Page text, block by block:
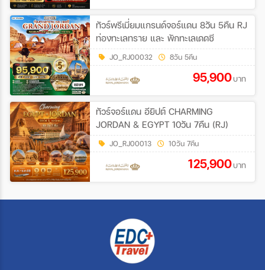
ทัวร์พรีเมี่ยมแกรนด์จอร์แดน 8วัน 5คืน RJ
ท่องทะเลทราย และ พักทะเลเดดซี
JO_RJ00032 8วัน 5คืน
95,900บาท
ทัวร์จอร์แดน อียิปต์ CHARMING
JORDAN & EGYPT 10วัน 7คืน (RJ)
JO_RJ00013 10วัน 7คืน
125,900บาท